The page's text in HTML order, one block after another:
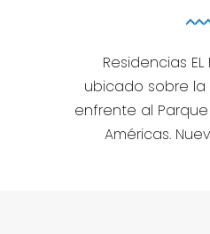
Residencias EL
ubicado sobre la
enfrente al
Américas.